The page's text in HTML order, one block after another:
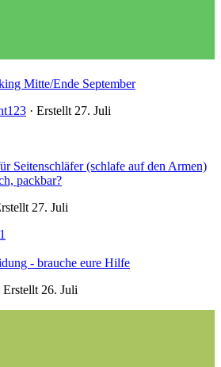
Mitte/Ende September
· Erstellt 27. Juli
Seitenschläfer (schlafe auf den Armen)
packbar?
27. Juli
- brauche eure Hilfe
Erstellt 26. Juli